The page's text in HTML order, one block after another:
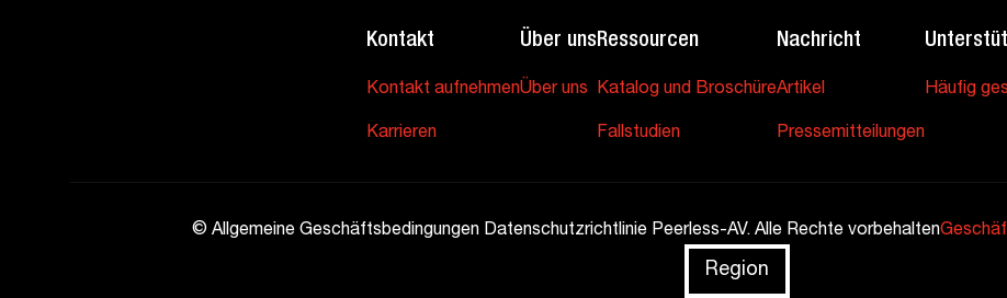
Kontakt
Kontakt aufnehmen
Karrieren
Über uns
Über uns
Ressourcen
Katalog und Broschüre
Fallstudien
Nachricht
Artikel
Pressemitteilungen
Häufig
© Allgemeine Geschäftsbedingungen Datenschutzrichtlinie Peerless-AV. Alle Rechte vorbehalten
Region